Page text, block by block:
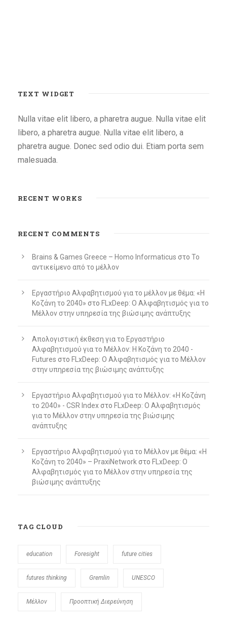
TEXT WIDGET
Nulla vitae elit libero, a pharetra augue. Nulla vitae elit
libero, a pharetra augue. Nulla vitae elit libero, a
pharetra augue. Donec sed odio dui. Etiam porta sem
malesuada.
RECENT WORKS
RECENT COMMENTS
Brains & Games Greece – Homo Informaticus στο To
αντικείμενο από το μέλλον
Εργαστήριο Αλφαβητισμού για το μέλλον με θέμα: «Η
Κοζάνη το 2040» στο FLxDeep: Ο Αλφαβητισμός για το
Μέλλον στην υπηρεσία της βιώσιμης ανάπτυξης
Απολογιστική έκθεση για το Εργαστήριο
Αλφαβητισμού για το Μέλλον: Η Κοζάνη το 2040 -
Futures στο FLxDeep: Ο Αλφαβητισμός για το Μέλλον
στην υπηρεσία της βιώσιμης ανάπτυξης
Εργαστήριο Αλφαβητισμού για το Μέλλον: «Η Κοζάνη
το 2040» - CSR Index στο FLxDeep: Ο Αλφαβητισμός
για το Μέλλον στην υπηρεσία της βιώσιμης
ανάπτυξης
Εργαστήριο Αλφαβητισμού για το Μέλλον με θέμα: «Η
Κοζάνη το 2040» – PraxiNetwork στο FLxDeep: Ο
Αλφαβητισμός για το Μέλλον στην υπηρεσία της
βιώσιμης ανάπτυξης
TAG CLOUD
education Foresight future cities
futures thinking Gremlin UNESCO
Μέλλον Προοπτική Διερεύνηση